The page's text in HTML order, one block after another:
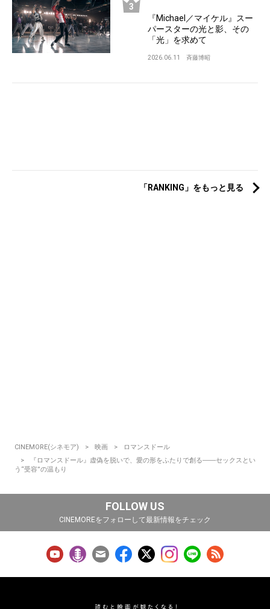
『Michael／マイケル』スー
パースターの光と影、その
「光」を求めて
2026.06.11 斉藤博昭
「RANKING」をもっと見る
CINEMORE(シネモア) 映画
ロマンスドール
『ロマンスドール』虚偽を脱いで、愛の形をふたりで創る――セックスとい
う“受容”の温もり
FOLLOW US
CINEMOREをフォローして最新情報をチェック